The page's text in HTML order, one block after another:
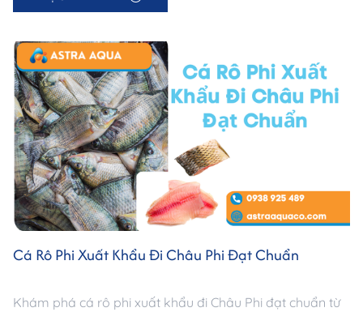
Cá Rô Phi Xuất Khẩu Đi Châu Phi Đạt Chuẩn
Khám phá cá rô phi xuất khẩu đi Châu Phi đạt chuẩn từ